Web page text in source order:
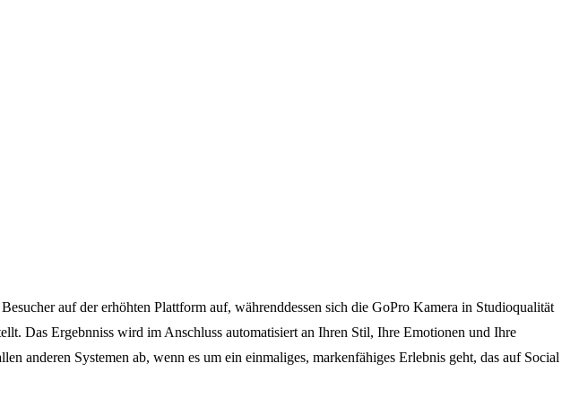
auf der erhöhten Plattform auf, währenddessen sich die GoPro Kamera in Studioqualität
Das Ergebnniss wird im Anschluss automatisiert an Ihren Stil, Ihre Emotionen und Ihre
anderen Systemen ab, wenn es um ein einmaliges, markenfähiges Erlebnis geht, das auf Social